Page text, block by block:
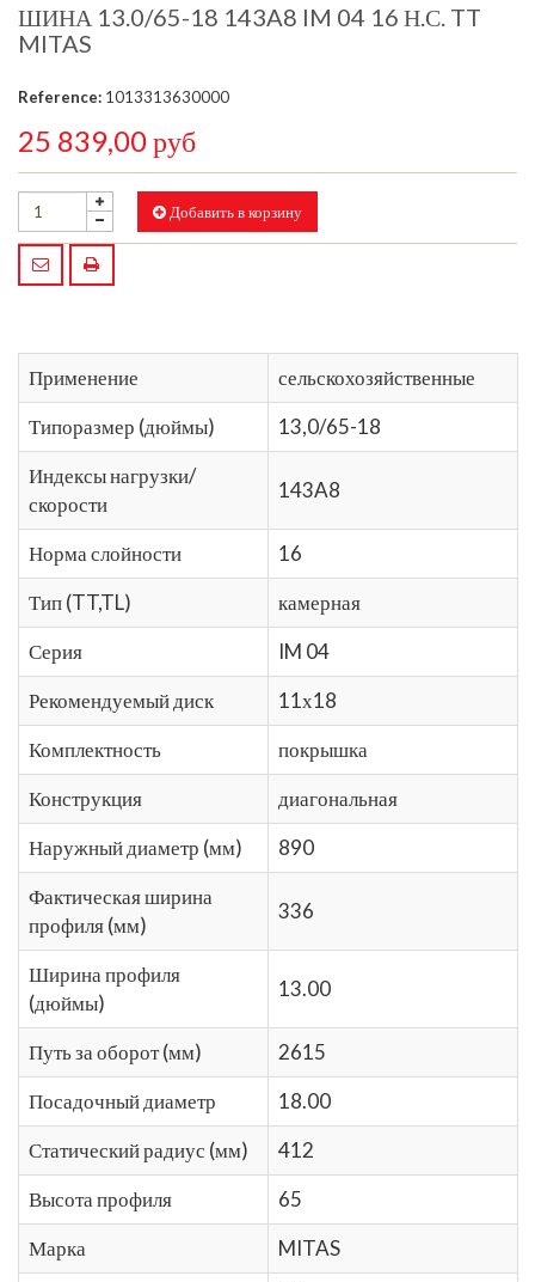
ШИНА 13.0/65-18 143A8 IM 04 16 Н.С. TT
MITAS
Reference: 1013313630000
25 839,00 руб
Добавить в корзину
Применение
сельскохозяйственные
Типоразмер (дюймы)
13,0/65-18
Индексы нагрузки/
скорости
143A8
Норма слойности
16
Тип (TT,TL)
камерная
Серия
IM 04
Рекомендуемый диск
11х18
Комплектность
покрышка
Конструкция
диагональная
Наружный диаметр (мм)
890
Фактическая ширина
профиля (мм)
336
Ширина профиля
(дюймы)
13.00
Путь за оборот (мм)
2615
Посадочный диаметр
18.00
Статический радиус (мм)
412
Высота профиля
65
Марка
MITAS